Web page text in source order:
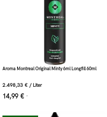
Aroma Montreal Original Minty 6ml Longfill 60ml
2.498,33 € / Liter
14,99 € *